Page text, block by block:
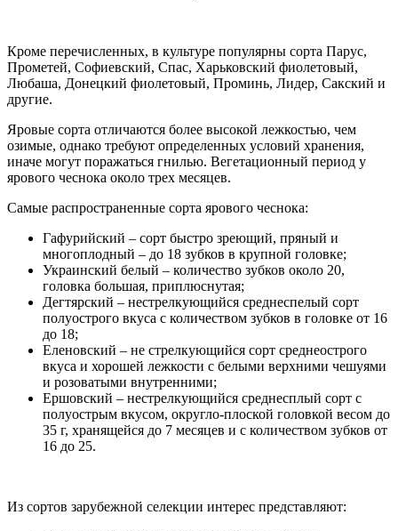
Кроме перечисленных, в культуре популярны сорта Парус,
Прометей, Софиевский, Спас, Харьковский фиолетовый,
Любаша, Донецкий фиолетовый, Проминь, Лидер, Сакский и
другие.
Яровые сорта отличаются более высокой лежкостью, чем
озимые, однако требуют определенных условий хранения,
иначе могут поражаться гнилью. Вегетационный период у
ярового чеснока около трех месяцев.
Самые распространенные сорта ярового чеснока:
Гафурийский – сорт быстро зреющий, пряный и
многоплодный – до 18 зубков в крупной головке;
Украинский белый – количество зубков около 20,
головка большая, приплюснутая;
Дегтярский – нестрелкующийся среднеспелый сорт
полуострого вкуса с количеством зубков в головке от 16
до 18;
Еленовский – не стрелкующийся сорт среднеострого
вкуса и хорошей лежкости с белыми верхними чешуями
и розоватыми внутренними;
Ершовский – нестрелкующийся среднесплый сорт с
полуострым вкусом, округло-плоской головкой весом до
35 г, хранящейся до 7 месяцев и с количеством зубков от
16 до 25.
Из сортов зарубежной селекции интерес представляют: